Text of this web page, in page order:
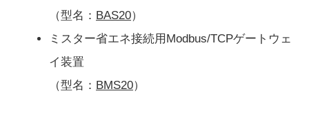
（型名： BAS20）
ミスター省エネ接続用Modbus/TCPゲートウェ
イ装置
（型名： BMS20）